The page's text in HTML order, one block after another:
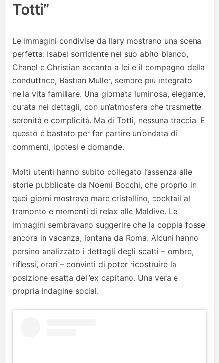
Totti”
Le immagini condivise da Ilary mostrano una scena
perfetta: Isabel sorridente nel suo abito bianco,
Chanel e Christian accanto a lei e il compagno della
conduttrice, Bastian Muller, sempre più integrato
nella vita familiare. Una giornata luminosa, elegante,
curata nei dettagli, con un’atmosfera che trasmette
serenità e complicità. Ma di Totti, nessuna traccia. E
questo è bastato per far partire un’ondata di
commenti, ipotesi e domande.
Molti utenti hanno subito collegato l’assenza alle
storie pubblicate da Noemi Bocchi, che proprio in
quei giorni mostrava mare cristallino, cocktail al
tramonto e momenti di relax alle Maldive. Le
immagini sembravano suggerire che la coppia fosse
ancora in vacanza, lontana da Roma. Alcuni hanno
persino analizzato i dettagli degli scatti – ombre,
riflessi, orari – convinti di poter ricostruire la
posizione esatta dell’ex capitano. Una vera e
propria indagine social.